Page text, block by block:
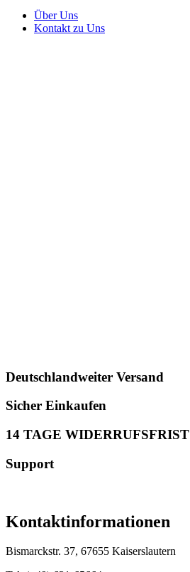
Über Uns
Kontakt zu Uns
Deutschlandweiter Versand
Sicher Einkaufen
14 TAGE WIDERRUFSFRIST
Support
Kontaktinformationen
Bismarckstr. 37, 67655 Kaiserslautern